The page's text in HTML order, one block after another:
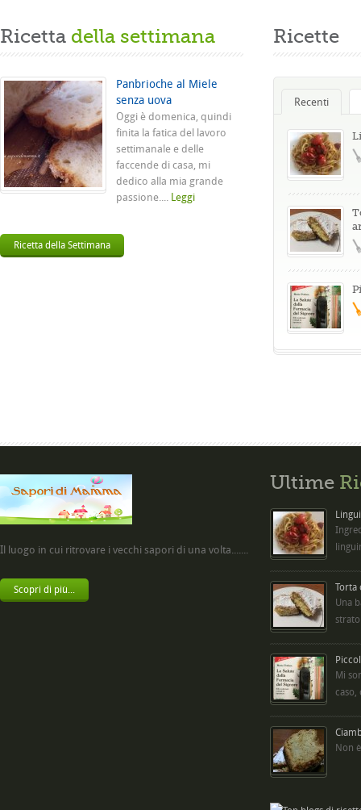
Ricetta della settimana
Panbrioche al Miele
senza uova
Oggi è domenica, quindi
finita la fatica del lavoro
settimanale e delle
faccende di casa, mi
dedico alla mia grande
passione.... Leggi
Ricetta della Settimana
Ricette
Recenti
Il luogo in cui ritrovare i vecchi sapori di una volta.......
Scopri di più...
Ultime
Torta
Una
Mi
caso,
Non